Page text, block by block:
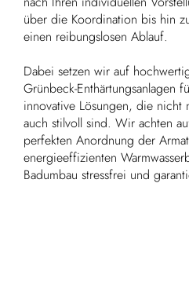
über die Koordination bis hin
einen reibungslosen Ablauf.
Dabei setzen wir auf
Grünbeck-Enthärtungsanlagen
innovative Lösungen, die nicht
auch stilvoll sind. Wir achten
perfekten Anordnung der
energieeffizienten
Badumbau stressfrei und